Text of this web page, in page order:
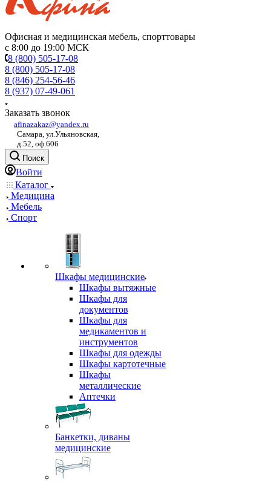
Офисная и медицинская мебель, спорттовары
с 8:00 до 19:00 МСК
8 (800) 505-17-08
8 (800) 505-17-08
8 (846) 254-56-46
8 (937) 07-49-061
Заказать звонок
afinazakaz@yandex.ru
Самара, ул.Ульяновская,
д.52, оф.606
Поиск
Войти
Каталог
Медицина
Мебель
Спорт
Шкафы медицинские
Шкафы вытяжные
Шкафы для
документов
Шкафы для
медикаментов и
инструментов
Шкафы для одежды
Шкафы картотечные
Шкафы
металлические
Аптечки
Банкетки, диваны
медицинские